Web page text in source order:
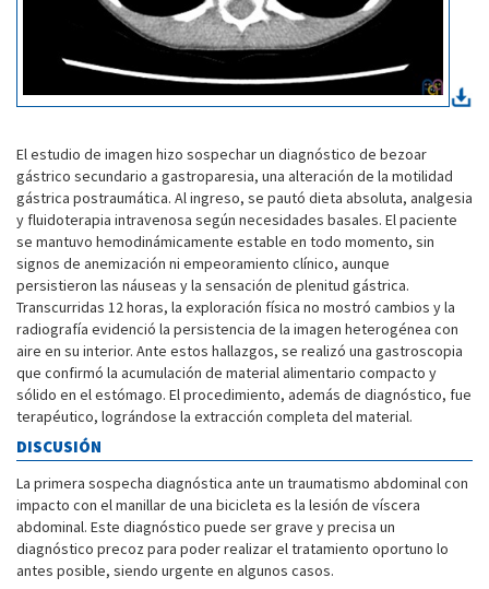
El estudio de imagen hizo sospechar un diagnóstico de bezoar
gástrico secundario a gastroparesia, una alteración de la motilidad
gástrica postraumática. Al ingreso, se pautó dieta absoluta, analgesia
y fluidoterapia intravenosa según necesidades basales. El paciente
se mantuvo hemodinámicamente estable en todo momento, sin
signos de anemización ni empeoramiento clínico, aunque
persistieron las náuseas y la sensación de plenitud gástrica.
Transcurridas 12 horas, la exploración física no mostró cambios y la
radiografía evidenció la persistencia de la imagen heterogénea con
aire en su interior. Ante estos hallazgos, se realizó una gastroscopia
que confirmó la acumulación de material alimentario compacto y
sólido en el estómago. El procedimiento, además de diagnóstico, fue
terapéutico, lográndose la extracción completa del material.
DISCUSIÓN
La primera sospecha diagnóstica ante un traumatismo abdominal con
impacto con el manillar de una bicicleta es la lesión de víscera
abdominal. Este diagnóstico puede ser grave y precisa un
diagnóstico precoz para poder realizar el tratamiento oportuno lo
antes posible, siendo urgente en algunos casos.